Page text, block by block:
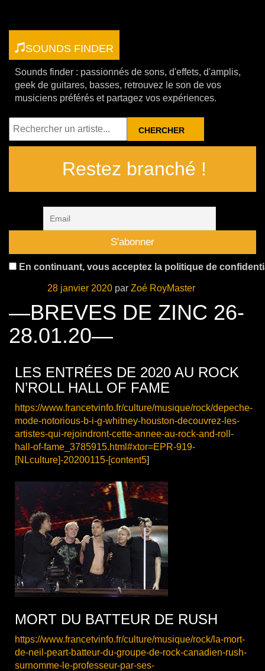
SOUNDS FINDER
Sounds finder : passionnés de sons, d'effets, d'amplis,
geek de guitares, basses, retrouvez le son de vos
musiciens préférés et partagez vos expériences.
RECHERCHER
Restez branché !
En continuant, vous acceptez la politique de
28 janvier 2020 par Zoé RoyMaster
—BREVES DE ZINC 26-
28.01.20—
LES ENTRÉES DE 2020 AU ROCK
N’ROLL HALL OF FAME
https://www.francetvinfo.fr/culture/musique/rock/depeche-
mode-notorious-b-i-g-whitney-houston-decouvrez-les-
artistes-qui-rejoindront-cette-annee-au-rock-and-roll-
hall-of-fame_3785915.html#xtor=EPR-919-
[NLculture]-20200115-[content5]
MORT DU BATTEUR DE RUSH
https://www.francetvinfo.fr/culture/musique/rock/la-mort-
de-neil-peart-batteur-du-groupe-de-rock-canadien-rush-
surnomme-le-professeur-par-ses-